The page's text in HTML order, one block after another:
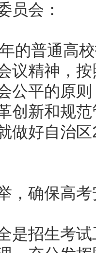
员会：
普通高校
议精神，
公平的原
创新和规
做好自治
确保高考
招生考试